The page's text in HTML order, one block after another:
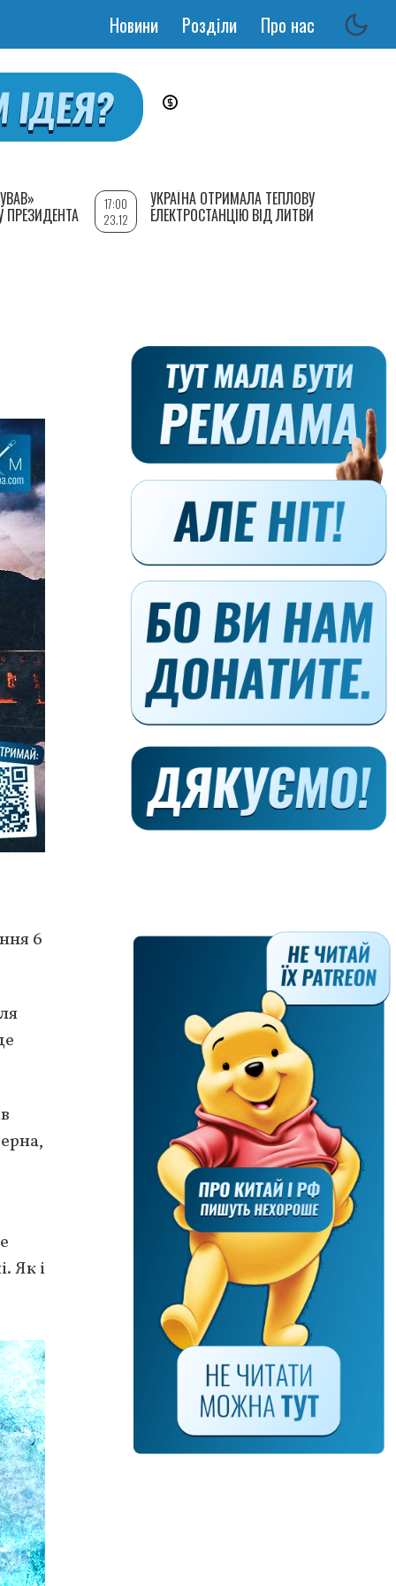
Основная
Новини Розділи Про нас
6
Як і
ПРЕЗИДЕНТА
17:00
23.12
УКРАЇНА ОТРИМАЛА ТЕПЛОВУ
ЕЛЕКТРОСТАНЦІЮ ВІД ЛИТВИ